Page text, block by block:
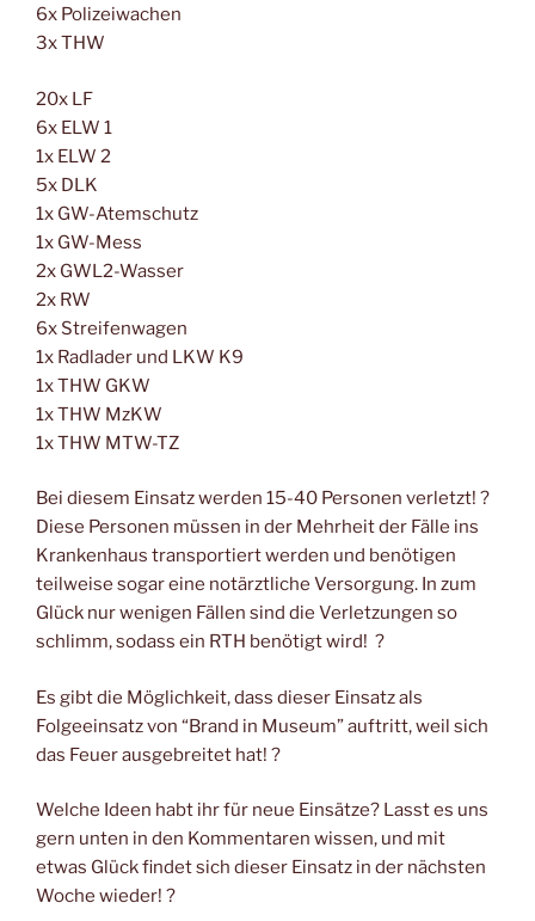
6x Polizeiwachen
3x THW
20x LF
6x ELW 1
1x ELW 2
5x DLK
1x GW-Atemschutz
1x GW-Mess
2x GWL2-Wasser
2x RW
6x Streifenwagen
1x Radlader und LKW K9
1x THW GKW
1x THW MzKW
1x THW MTW-TZ
Bei diesem Einsatz werden 15-40 Personen verletzt! ?
Diese Personen müssen in der Mehrheit der Fälle ins
Krankenhaus transportiert werden und benötigen
teilweise sogar eine notärztliche Versorgung. In zum
Glück nur wenigen Fällen sind die Verletzungen so
schlimm, sodass ein RTH benötigt wird! ?
Es gibt die Möglichkeit, dass dieser Einsatz als
Folgeeinsatz von “Brand in Museum” auftritt, weil sich
das Feuer ausgebreitet hat! ?
Welche Ideen habt ihr für neue Einsätze? Lasst es uns
gern unten in den Kommentaren wissen, und mit
etwas Glück findet sich dieser Einsatz in der nächsten
Woche wieder! ?